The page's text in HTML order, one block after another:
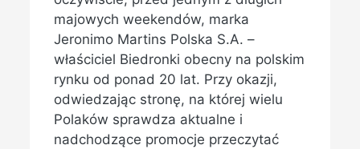
majowych weekendów, marka
Jeronimo Martins Polska S.A. –
właściciel Biedronki obecny na polskim
rynku od ponad 20 lat. Przy okazji,
odwiedzając stronę, na której wielu
Polaków sprawdza aktualne i
nadchodzące promocje przeczytać